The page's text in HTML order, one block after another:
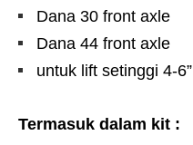
Dana 30 front axle
Dana 44 front axle
untuk lift setinggi 4-6”
Termasuk dalam kit :